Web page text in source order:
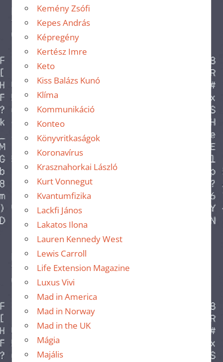
Kemény Zsófi
Kepes András
Képregény
Kertész Imre
Keto
Kiss Balázs Kunó
Klíma
Kommunikáció
Konteo
Könyvritkaságok
Koronavírus
Krasznahorkai László
Kurt Vonnegut
Kvantumfizika
Lackfi János
Lakatos Ilona
Lauren Kennedy West
Lewis Carroll
Life Extension Magazine
Luxus Vivi
Mad in America
Mad in Norway
Mad in the UK
Mágia
Majális